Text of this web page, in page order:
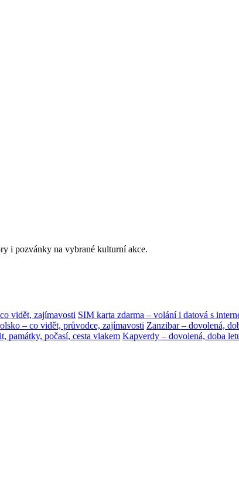
i pozvánky na vybrané kulturní akce.
vidět, zajímavosti SIM karta zdarma – volání i datová s
– co vidět, průvodce, zajímavosti Zanzibar – dovolená,
památky, počasí, cesta vlakem Kapverdy – dovolená, doba